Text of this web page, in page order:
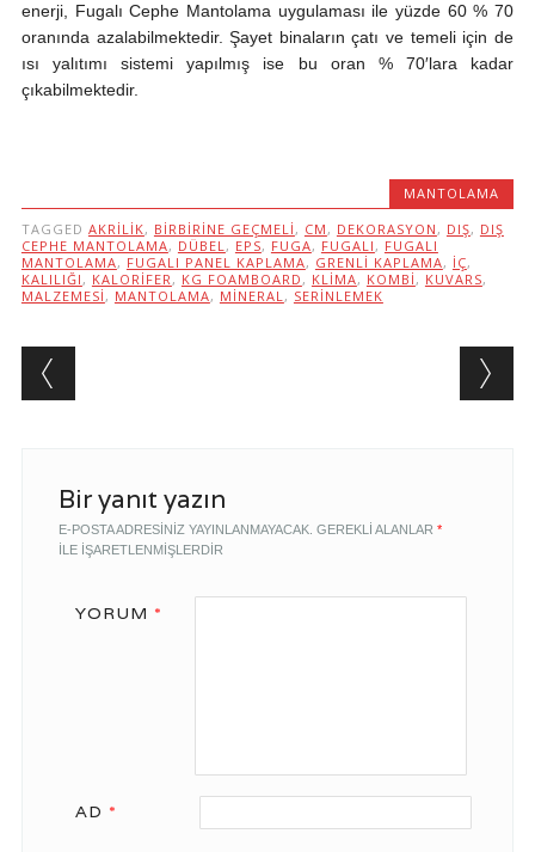
enerji, Fugalı Cephe Mantolama uygulaması ile yüzde 60 % 70
oranında azalabilmektedir. Şayet binaların çatı ve temeli için de
ısı yalıtımı sistemi yapılmış ise bu oran % 70′lara kadar
çıkabilmektedir.
MANTOLAMA
TAGGED AKRILIK, BIRBIRINE GEÇMELI , CM , DEKORASYON , DIŞ, DIŞ
CEPHE MANTOLAMA, DÜBEL, EPS, FUGA, FUGALI , FUGALI
MANTOLAMA, FUGALI PANEL KAPLAMA, GRENLI KAPLAMA, IÇ,
KALILIĞI , KALORIFER, KG FOAMBOARD , KLIMA, KOMBI , KUVARS,
MALZEMESI , MANTOLAMA, MINERAL, SERINLEMEK
Post navigation
Bir yanıt yazın
E-POSTA ADRESINIZ YAYINLANMAYACAK. GEREKLI ALANLAR *
ILE IŞARETLENMIŞLERDIR
YORUM *
AD *